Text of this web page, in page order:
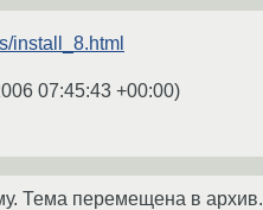
install_8.html
07:45:43 +00:00)
Тема перемещена в архив.